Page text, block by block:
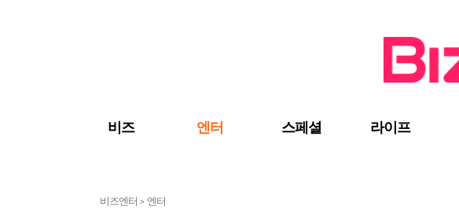
비즈 엔터 스페셜 라이프
비즈엔터 > 엔터